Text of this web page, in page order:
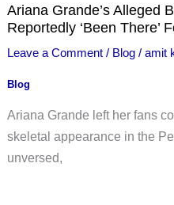
Ariana Grande’s Alleged
Reportedly ‘Been There’
Leave a Comment / Blog/ amit
Blog
Ariana Grande left her fans
skeletal appearance in the
unversed,